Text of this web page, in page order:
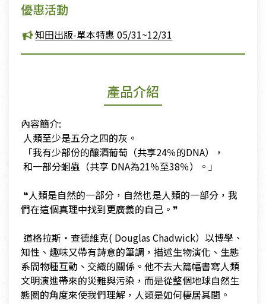
優惠活動
知田出版-單本特惠 05/31~12/31
產品介紹
內容簡介:
​ 人類至少是五分之四的灰。
​ 「我有少部份的釀酒葡萄（共享24％的DNA），
​ 和一部分蛔蟲（共享 DNA為21％至38％）。」
​ ❝人類是自然的一部分，自然也是人類的一部分，我
們在這個真理中找到更廣義的自己。❞
​ 道格拉斯‧查德維克( Douglas Chadwick）以博學、
知性、趣味又帶有詩意的筆調，描述生物演化、生態
系間物種互動、交織的關係。他不去大篇幅書寫人類
文明演進帶來的災難與污染，而是從整個地球自然生
態圈的角度來使我們理解，人類是如何棲居其間。